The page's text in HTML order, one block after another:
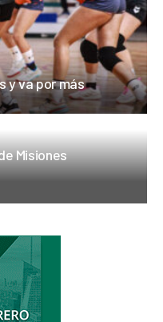
y va por más
Misiones